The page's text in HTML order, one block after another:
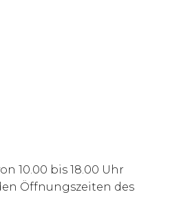
10.00 bis 18.00 Uhr
Öffnungszeiten des